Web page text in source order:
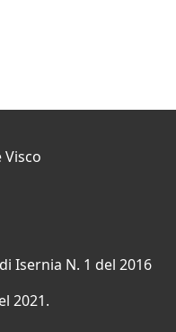
Isernia N. 1 del 2016
2021.